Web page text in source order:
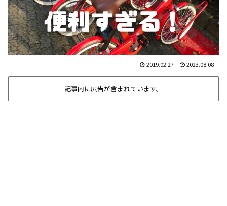
2019.02.27 2023.08.08
記事内に広告が含まれています。